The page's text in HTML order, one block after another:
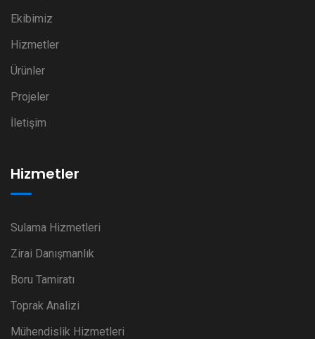
Ekibimiz
Hizmetler
Ürünler
Projeler
İletişim
Hizmetler
Sulama Hizmetleri
Zirai Danışmanlık
Boru Tamiratı
Toprak Analizi
Mühendislik Hizmetleri